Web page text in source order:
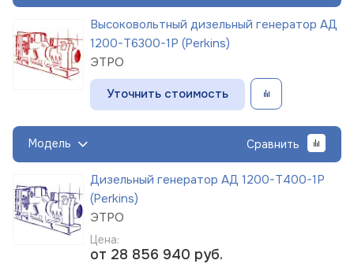
Высоковольтный дизельный генератор АД
1200-Т6300-1Р (Perkins)
ЭТРО
Уточнить стоимость
Модель Сравнить
Дизельный генератор АД 1200-Т400-1Р
(Perkins)
ЭТРО
Цена:
от 28 856 940 руб.